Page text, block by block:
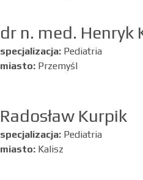
dr n. med. Henryk
specjalizacja: Pediatria
miasto: Przemyśl
Radosław Kurpik
specjalizacja: Pediatria
miasto: Kalisz